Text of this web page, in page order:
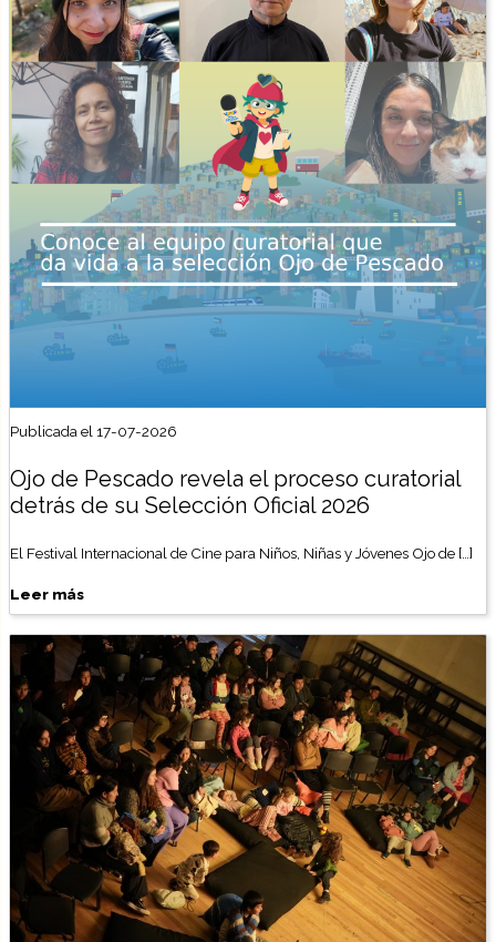
Publicada el 17-07-2026
Ojo de Pescado revela el proceso curatorial
detrás de su Selección Oficial 2026
El Festival Internacional de Cine para Niños, Niñas y Jóvenes Ojo de […]
Leer más